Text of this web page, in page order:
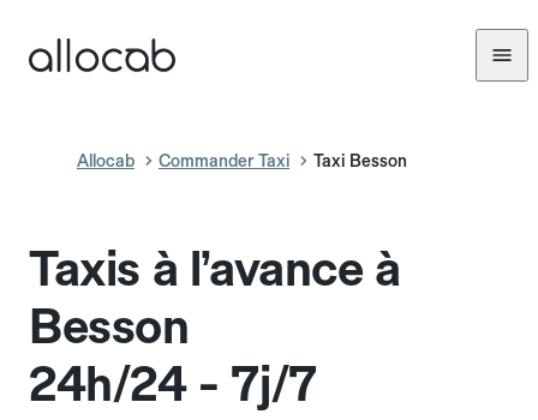
Allocab Commander Taxi Taxi Besson
Taxis à l’avance à
Besson
24h/24 - 7j/7